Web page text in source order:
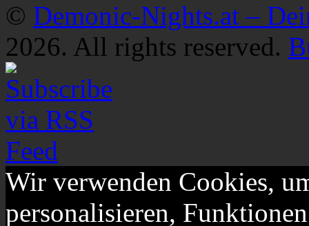
© Demonic-Nights.at –
2026. All rights reserved.
Wir verwenden Cookies,
personalisieren,